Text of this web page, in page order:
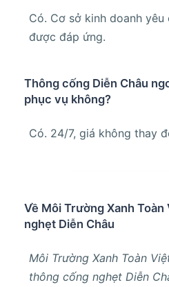
Có. Cơ sở kinh doanh yêu
được đáp ứng.
Thông cống Diễn Châu
phục vụ không?
Có. 24/7, giá không thay
Về Môi Trường Xanh
nghẹt Diễn Châu
Môi Trường Xanh Toàn
thông cống nghẹt Diễn